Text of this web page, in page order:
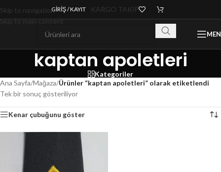
Skip to navigation
Skip to main content
GIRIŞ / KAYIT KARGO TAKİP
kaptan apoletleri
Kategoriler
Ana Sayfa/Mağaza/Ürünler “kaptan apoletleri” olarak etiketlendi
Tek bir sonuç gösteriliyor
Kenar çubuğunu göster